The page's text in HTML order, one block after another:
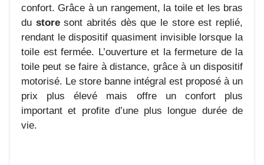
confort. Grâce à un rangement, la toile et les bras
du storesont abrités dès que le store est replié,
rendant le dispositif quasiment invisible lorsque la
toile est fermée. L’ouverture et la fermeture de la
toile peut se faire à distance, grâce à un dispositif
motorisé. Le store banne intégral est proposé à un
prix plus élevé mais offre un confort plus
important et profite d’une plus longue durée de
vie.